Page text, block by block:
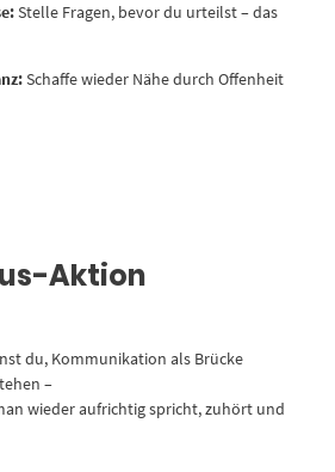
Stelle Fragen, bevor du urteilst – das
Schaffe wieder Nähe durch Offenheit
Aktion
du, Kommunikation als Brücke
–
wieder aufrichtig spricht, zuhört und